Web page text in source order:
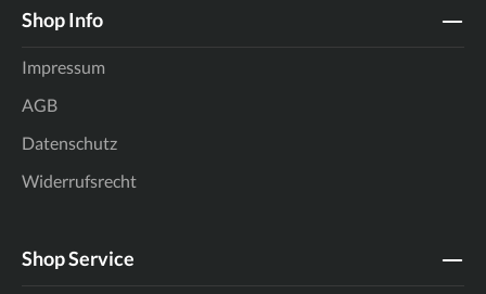
Shop Info
Impressum
AGB
Datenschutz
Widerrufsrecht
Shop Service